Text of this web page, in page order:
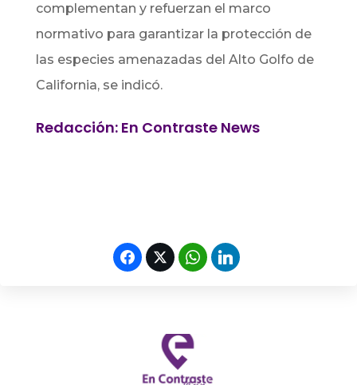
complementan y refuerzan el marco
normativo para garantizar la protección de
las especies amenazadas del Alto Golfo de
California, se indicó.
Redacción: En Contraste News